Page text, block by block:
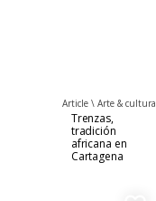
Article \ Arte & cultura
Trenzas,
tradición
africana en
Cartagena